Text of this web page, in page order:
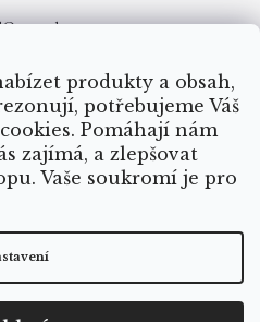
produkty a obsah,
potřebujeme Váš
Pomáhají nám
zajímá, a zlepšovat
Vaše soukromí je pro
@yoga-day.cz
139 827
nás na Facebooku
pro vás
údajů